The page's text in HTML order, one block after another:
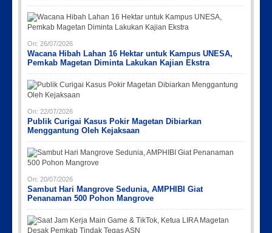
On: 26/07/2026
Wacana Hibah Lahan 16 Hektar untuk Kampus UNESA,
Pemkab Magetan Diminta Lakukan Kajian Ekstra
On: 22/07/2026
Publik Curigai Kasus Pokir Magetan Dibiarkan
Menggantung Oleh Kejaksaan
On: 20/07/2026
Sambut Hari Mangrove Sedunia, AMPHIBI Giat
Penanaman 500 Pohon Mangrove